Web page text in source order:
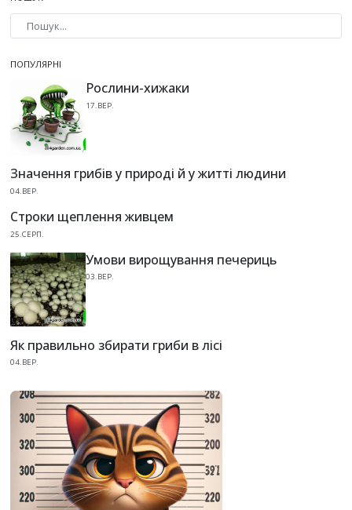
ПОПУЛЯРНІ
Рослини-хижаки
17.ВЕР.
Значення грибів у природі й у житті людини
04.ВЕР.
Строки щеплення живцем
25.СЕРП.
Умови вирощування печериць
03.ВЕР.
Як правильно збирати гриби в лісі
04.ВЕР.